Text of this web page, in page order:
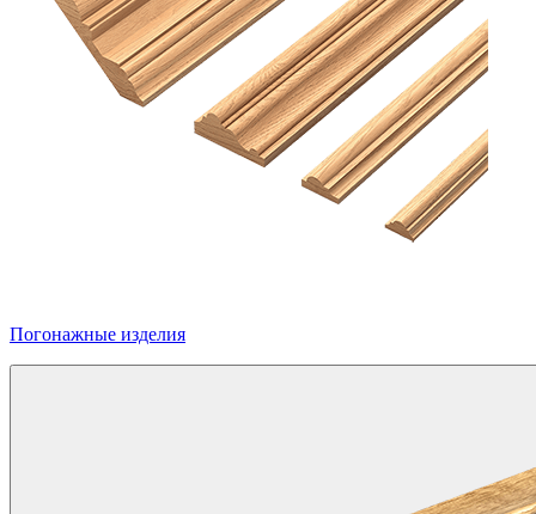
Погонажные изделия